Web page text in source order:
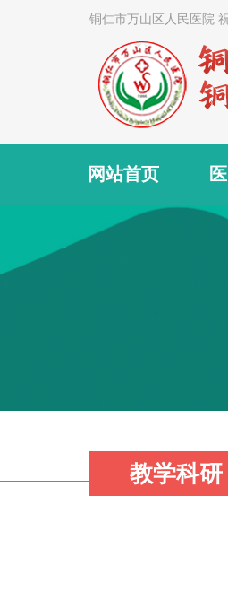
铜仁市万山区人民医院
网站首页
教学科研